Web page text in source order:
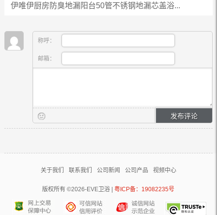
伊唯伊厨房防臭地漏阳台50管不锈钢地漏芯盖浴...
称呼：
邮箱：
关于我们 联系我们 公司新闻 公司产品 视频中心
版权所有 ©2026-EVE卫浴 |粤ICP备：19082235号